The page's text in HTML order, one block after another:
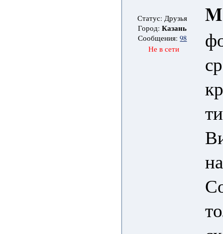
Статус: Друзья
Город:Казань
Сообщения:98
Не в сети